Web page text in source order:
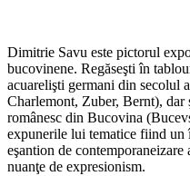
Dimitrie Savu este pictorul
bucovinene. Regăseşti în
acuarelişti germani din secolul
Charlemont, Zuber, Bernt),
românesc din Bucovina
expunerile lui tematice fiind un
eşantion de
nuanţe de expresionism.